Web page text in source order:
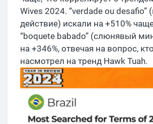
Wives 2024. “verdade ou desafio”
действие) искали на +510%
“boquete babado” (слюнявый
на +346%, отвечая на вопрос,
насмотрел на тренд Hawk Tuah.